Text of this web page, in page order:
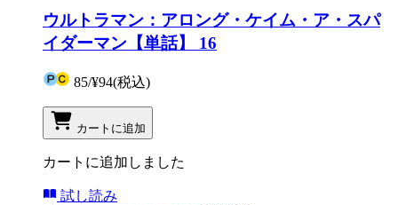
ウルトラマン：アロング・ケイム・ア・スパ
イダーマン【単話】 16
85/¥94(税込)
カートに追加
カートに追加しました
試し読み